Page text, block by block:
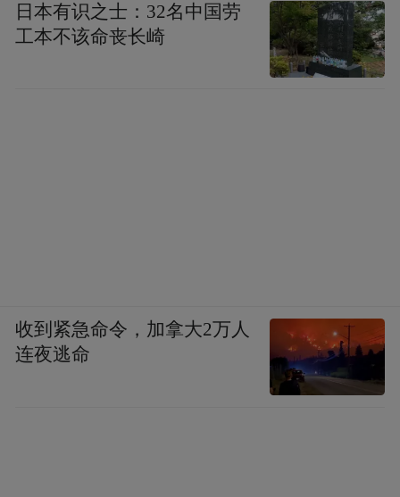
日本有识之士：32名中国劳
工本不该命丧长崎
收到紧急命令，加拿大2万人
连夜逃命